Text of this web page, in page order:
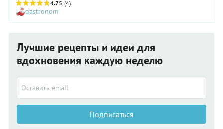
названия, и никакой расшифровки. Так какой сахар и для
чего использовать
4.75 (4)
gastronom
Лучшие рецепты и идеи для
вдохновения каждую неделю
Подписаться